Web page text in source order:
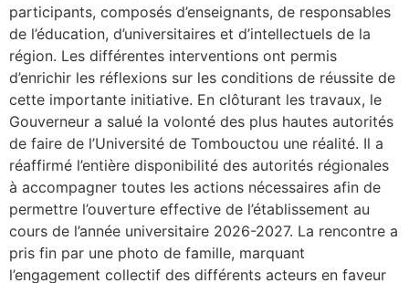
participants, composés d’enseignants, de responsables
de l’éducation, d’universitaires et d’intellectuels de la
région. Les différentes interventions ont permis
d’enrichir les réflexions sur les conditions de réussite de
cette importante initiative. En clôturant les travaux, le
Gouverneur a salué la volonté des plus hautes autorités
de faire de l’Université de Tombouctou une réalité. Il a
réaffirmé l’entière disponibilité des autorités régionales
à accompagner toutes les actions nécessaires afin de
permettre l’ouverture effective de l’établissement au
cours de l’année universitaire 2026-2027. La rencontre a
pris fin par une photo de famille, marquant
l’engagement collectif des différents acteurs en faveur